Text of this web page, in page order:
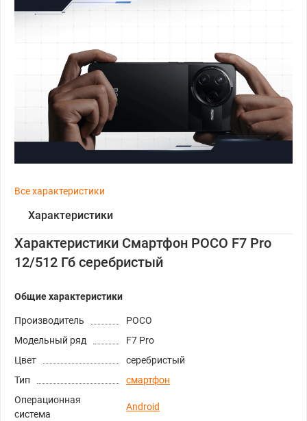
Все характеристики
Характеристики
Характеристики Смартфон POCO F7 Pro
12/512 Гб серебристый
Общие характеристики
Производитель
POCO
Модельный ряд
F7 Pro
Цвет
серебристый
Тип
смартфон
Операционная
система
Android